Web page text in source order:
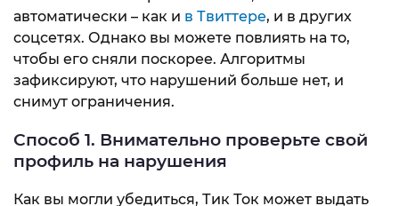
автоматически – как и в Твиттере, и в других
соцсетях. Однако вы можете повлиять на то,
чтобы его сняли поскорее. Алгоритмы
зафиксируют, что нарушений больше нет, и
снимут ограничения.
Способ 1. Внимательно проверьте свой
профиль на нарушения
Как вы могли убедиться, Тик Ток может выдать